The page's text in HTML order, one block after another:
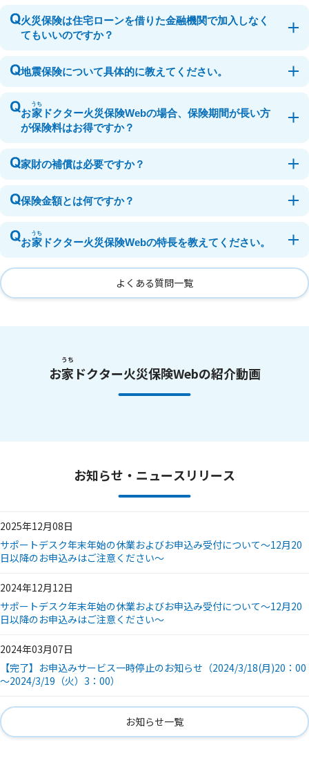
火災保険は住宅ローンを借りた金融機関で加入しなく
てもいいのですか？
地震保険について具体的に教えてください。
お家
うち
ドクター火災保険Webの場合、保険期間が長い方
が保険料はお得ですか？
家財の補償は必要ですか？
保険金額とは何ですか？
お家
うち
ドクター火災保険Webの特長を教えてください。
よくある質問一覧
お家
うち
ドクター火災保険Webの紹介動画
お知らせ・ニュースリリース
2025年12月08日
サポートデスク年末年始の休業およびお申込み受付について～12月20
日以降のお申込みはご注意ください～
2024年12月12日
サポートデスク年末年始の休業およびお申込み受付について～12月20
日以降のお申込みはご注意ください～
2024年03月07日
【完了】お申込みサービス一時停止のお知らせ（2024/3/18(月)20：00
～2024/3/19（火）3：00）
お知らせ一覧